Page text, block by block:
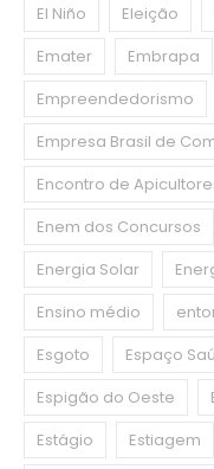
El Niño
Eleição
Emater
Embrapa
Empreendedorismo
Empresa Brasil de
Encontro de
Enem dos Concursos
Energia Solar
Ensino médio
Esgoto
Espaço
Espigão do Oeste
Estágio
Estiagem